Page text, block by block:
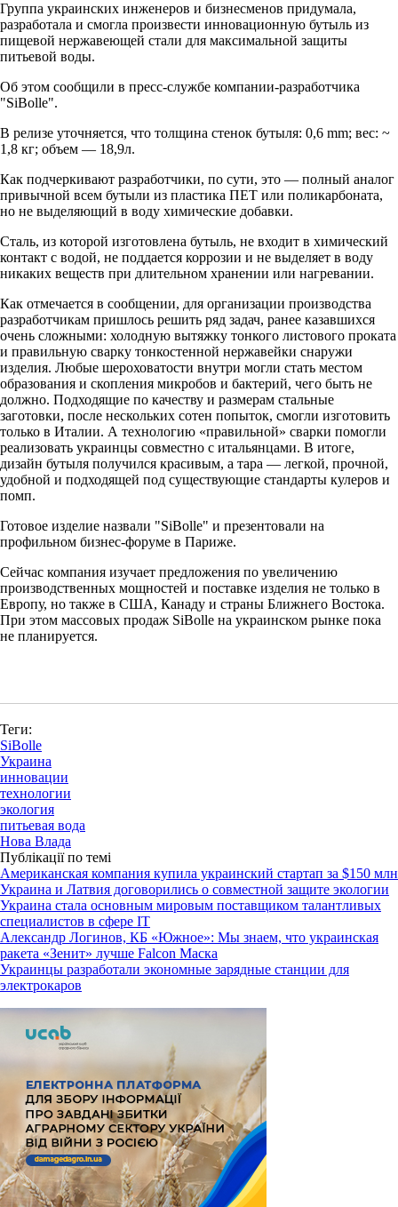
Группа украинских инженеров и бизнесменов придумала,
разработала и смогла произвести инновационную бутыль из
пищевой нержавеющей стали для максимальной защиты
питьевой воды.
Об этом сообщили в пресс-службе компании-разработчика
"SiBolle".
В релизе уточняется, что толщина стенок бутыля: 0,6 mm; вес: ~
1,8 кг; объем — 18,9л.
Как подчеркивают разработчики, по сути, это — полный аналог
привычной всем бутыли из пластика ПЕТ или поликарбоната,
но не выделяющий в воду химические добавки.
Сталь, из которой изготовлена бутыль, не входит в химический
контакт с водой, не поддается коррозии и не выделяет в воду
никаких веществ при длительном хранении или нагревании.
Как отмечается в сообщении, для организации производства
разработчикам пришлось решить ряд задач, ранее казавшихся
очень сложными: холодную вытяжку тонкого листового проката
и правильную сварку тонкостенной нержавейки снаружи
изделия. Любые шероховатости внутри могли стать местом
образования и скопления микробов и бактерий, чего быть не
должно. Подходящие по качеству и размерам стальные
заготовки, после нескольких сотен попыток, смогли изготовить
только в Италии. А технологию «правильной» сварки помогли
реализовать украинцы совместно с итальянцами. В итоге,
дизайн бутыля получился красивым, а тара — легкой, прочной,
удобной и подходящей под существующие стандарты кулеров и
помп.
Готовое изделие назвали "SiBolle" и презентовали на
профильном бизнес-форуме в Париже.
Сейчас компания изучает предложения по увеличению
производственных мощностей и поставке изделия не только в
Европу, но также в США, Канаду и страны Ближнего Востока.
При этом массовых продаж SiBolle на украинском рынке пока
не планируется.
Теги:
SiBolle
Украина
инновации
технологии
экология
питьевая вода
Нова Влада
Публікації по темі
Американская компания купила украинский стартап за $150 млн
Украина и Латвия договорились о совместной защите экологии
Украина стала основным мировым поставщиком талантливых
специалистов в сфере IT
Александр Логинов, КБ «Южное»: Мы знаем, что украинская
ракета «Зенит» лучше Falcon Маска
Украинцы разработали экономные зарядные станции для
электрокаров